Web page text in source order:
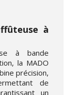
à
à bande
la MADO
précision,
de
un